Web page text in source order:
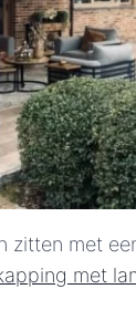
zitten met
met